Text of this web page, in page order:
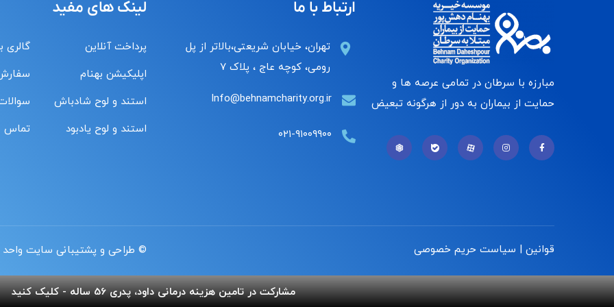
مبارزه با سرطان در تمامی عرصه ها و
حمایت از بیماران به دور از هرگونه تبعیض
ارتباط با ما
تهران، خیابان شریعتی،بالاتر از پل
رومی، کوچه عاج ، پلاک ۷
Info@behnamcharity.org.ir
۰۲۱-۹۱۰۰۹۹۰۰
لینک های مفید
پرداخت آنلاین
اپلیکیشن بهنام
استند و لوح شادباش
استند و لوح یادبود
گالری
تماس
قوانین | سیاست حریم خصوصی © طراحی و پشتیبانی سایت
مشارکت در تامین هزینه درمانی داود، پدری 56 ساله - کلیک کنید